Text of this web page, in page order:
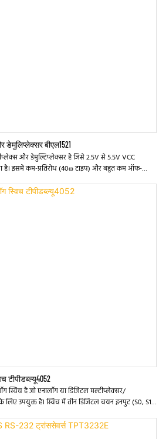
डेमुलिप्लेक्सर बीएल1521
और डेमुल्टिप्लेक्सर है जिसे 2.5V से 5.5V VCC
है। इसमें कम-प्रतिरोध (40ω टाइप) और बहुत कम ऑफ-
टीपीडब्ल्यू4052
स्विच है जो एनालॉग या डिजिटल मल्टीप्लेक्सर/
लिए उपयुक्त है। स्विच में तीन डिजिटल चयन इनपुट (S0, S1),
है, तो स्विच बंद हो जाते हैं